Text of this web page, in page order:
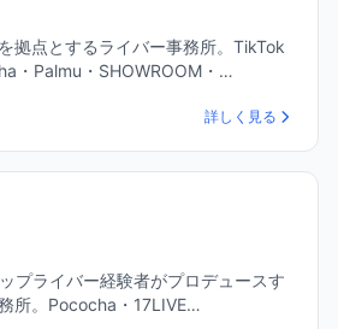
拠点とするライバー事務所。TikTok
・Palmu・SHOWROOM・…
詳しく見る
プライバー経験者がプロデュースす
所。Pococha・17LIVE…